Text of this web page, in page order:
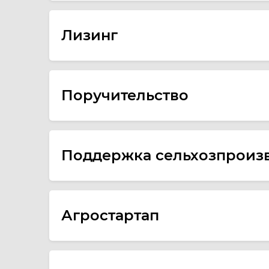
Лизинг
Поручительство
Поддержка
Агростартап